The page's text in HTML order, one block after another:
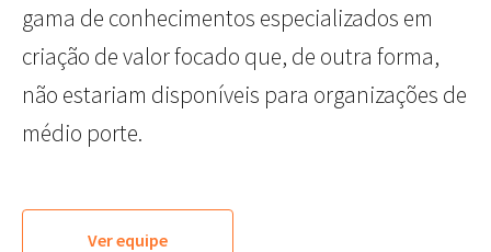
gama de conhecimentos especializados em
criação de valor focado que, de outra forma,
não estariam disponíveis para organizações de
médio porte.
Ver equipe